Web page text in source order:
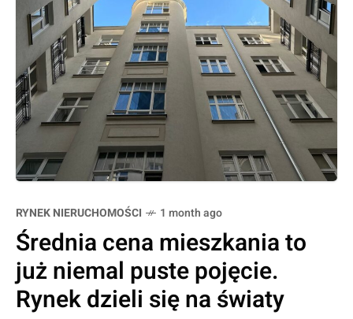
RYNEK NIERUCHOMOŚCI 1 month ago
Średnia cena mieszkania to
już niemal puste pojęcie.
Rynek dzieli się na światy